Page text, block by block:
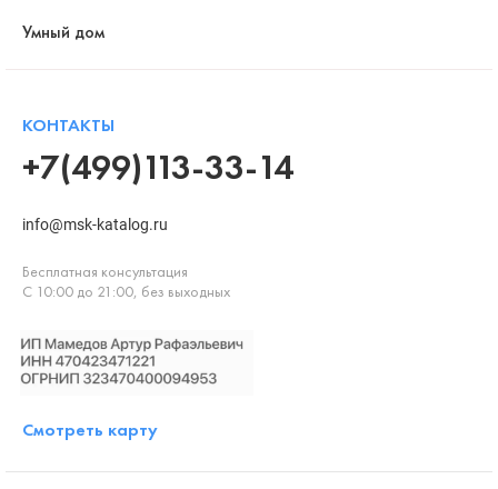
Умный дом
КОНТАКТЫ
+7(499)113-33-14
info@msk-katalog.ru
Бесплатная консультация
С 10:00 до 21:00, без выходных
Смотреть карту